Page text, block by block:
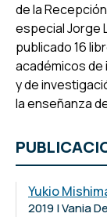
de la
especial Jorge
publicado 16
académicos
y de
la enseñanza
Yukio
2019 | Vania